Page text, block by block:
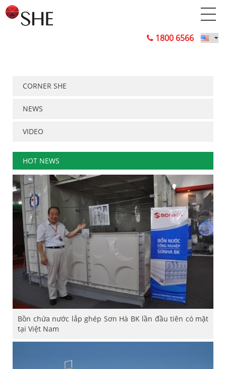
1800 6566
CORNER SHE
NEWS
VIDEO
HOT NEWS
Bồn chứa nước lắp ghép Sơn Hà BK lần đầu tiên có mặt
tại Việt Nam